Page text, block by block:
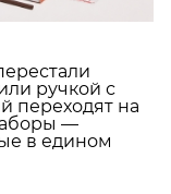
ручкой с
переходят на
—
в едином